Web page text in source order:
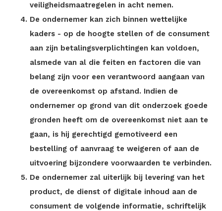
veiligheidsmaatregelen in acht nemen.
De ondernemer kan zich binnen wettelijke
kaders - op de hoogte stellen of de consument
aan zijn betalingsverplichtingen kan voldoen,
alsmede van al die feiten en factoren die van
belang zijn voor een verantwoord aangaan van
de overeenkomst op afstand. Indien de
ondernemer op grond van dit onderzoek goede
gronden heeft om de overeenkomst niet aan te
gaan, is hij gerechtigd gemotiveerd een
bestelling of aanvraag te weigeren of aan de
uitvoering bijzondere voorwaarden te verbinden.
De ondernemer zal uiterlijk bij levering van het
product, de dienst of digitale inhoud aan de
consument de volgende informatie, schriftelijk